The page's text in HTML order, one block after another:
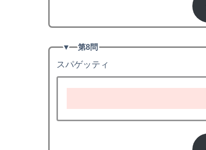
▼第8問
スパゲッティ